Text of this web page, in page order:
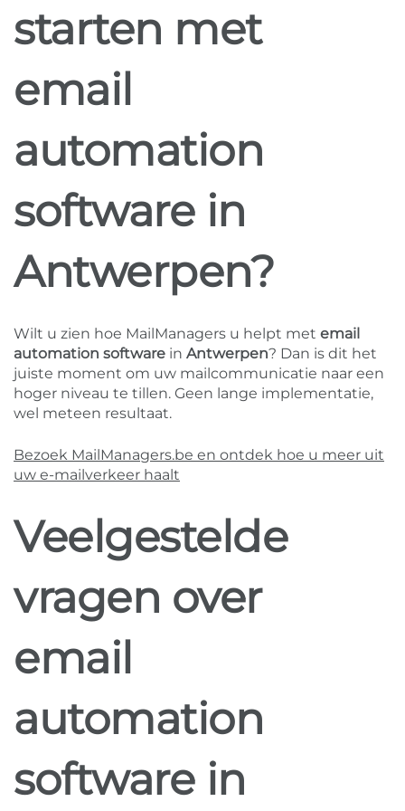
starten met
email
automation
software in
Antwerpen?
Wilt u zien hoe MailManagers u helpt met email
automation software in Antwerpen? Dan is dit het
juiste moment om uw mailcommunicatie naar een
hoger niveau te tillen. Geen lange implementatie,
wel meteen resultaat.
Bezoek MailManagers.be en ontdek hoe u meer uit
uw e-mailverkeer haalt
Veelgestelde
vragen over
email
automation
software in